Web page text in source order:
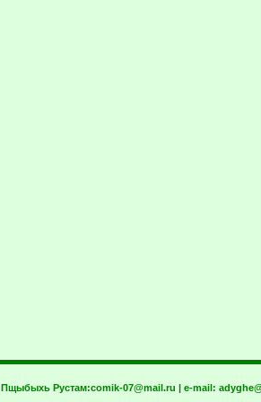
Пщыбыхь Рустам:comik-07@mail.ru | e-mail: